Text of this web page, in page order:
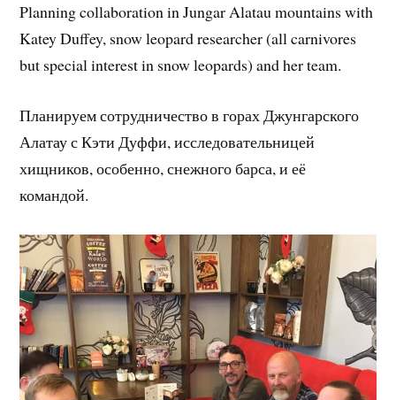
Planning collaboration in Jungar Alatau mountains with
Katey Duffey, snow leopard researcher (all carnivores
but special interest in snow leopards) and her team.
Планируем сотрудничество в горах Джунгарского
Алатау с Кэти Дуффи, исследовательницей
хищников, особенно, снежного барса, и её
командой.